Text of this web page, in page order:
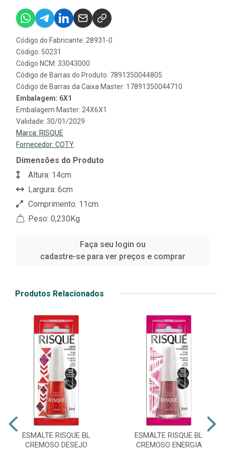
Código do Fabricante: 28931-0
Código: 50231
Código NCM: 33043000
Código de Barras do Produto: 7891350044805
Código de Barras da Caixa Master: 17891350044710
Embalagem: 6X1
Embalagem Master: 24X6X1
Validade: 30/01/2029
Marca: RISQUE
Fornecedor: COTY
Dimensões do Produto
Altura: 14cm
Largura: 6cm
Comprimento: 11cm
Peso: 0,230Kg
Faça seu login ou
cadastre-se para ver preços e comprar
Produtos Relacionados
ESMALTE RISQUE BL
CREMOSO DESEJO
ESMALTE RISQUE BL
CREMOSO ENERGIA